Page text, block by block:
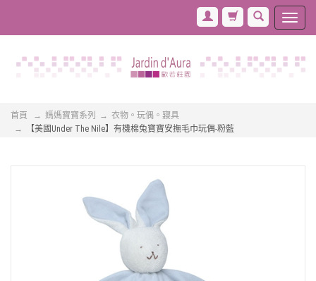
首頁 媽媽寶寶系列
衣物。玩偶。寢具
【美國Under The Nile】有機棉兔寶寶安撫毛巾玩偶-粉藍